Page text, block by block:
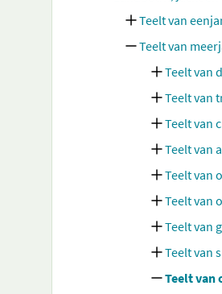
Teelt van
Teelt van
Teelt van
Teelt van
Teelt van
Teelt van
Teelt van
Teelt van
Teelt van
Teelt van
Teelt van